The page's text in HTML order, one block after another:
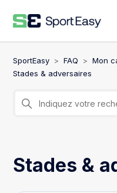
SportEasy FAQ
Mon
Stades & adversaires
Stades &